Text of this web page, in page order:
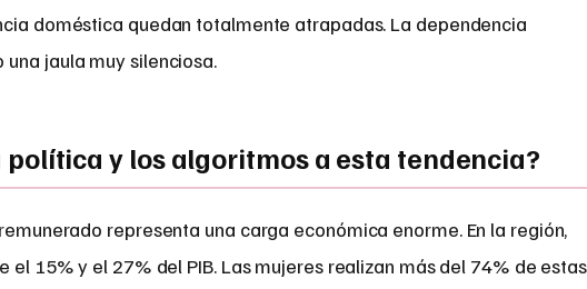
doméstica quedan totalmente atrapadas. La dependencia
jaula muy silenciosa.
política y los algoritmos a esta tendencia?
representa una carga económica enorme. En la región,
el 15% y el 27% del PIB. Las mujeres realizan más del 74% de estas